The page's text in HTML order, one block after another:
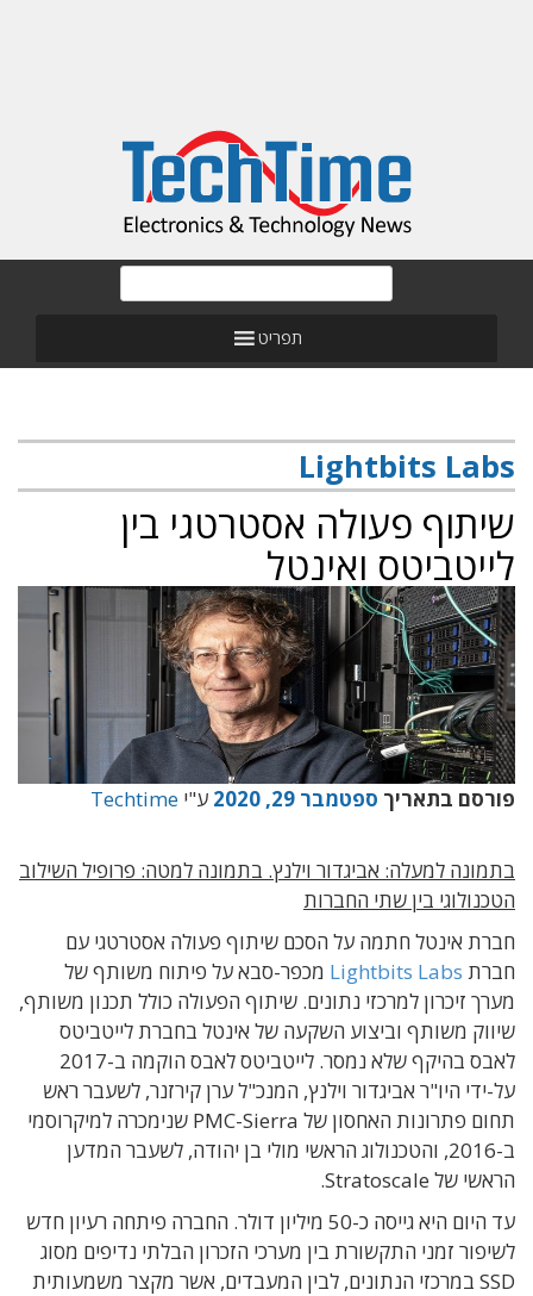
תפריט
Lightbits Labs
שיתוף פעולה אסטרטגי בין
לייטביטס ואינטל
פורסם בתאריך ספטמבר 29, 2020 ע"י Techtime
בתמונה למעלה: אביגדור וילנץ. בתמונה למטה: פרופיל השילוב
הטכנולוגי בין שתי החברות
חברת אינטל חתמה על הסכם שיתוף פעולה אסטרטגי עם
חברת Lightbits Labs מכפר-סבא על פיתוח משותף של
מערך זיכרון למרכזי נתונים. שיתוף הפעולה כולל תכנון משותף,
שיווק משותף וביצוע השקעה של אינטל בחברת לייטביטס
לאבס בהיקף שלא נמסר. לייטביטס לאבס הוקמה ב-2017
על-ידי היו"ר אביגדור וילנץ, המנכ"ל ערן קירזנר, לשעבר ראש
תחום פתרונות האחסון של PMC-Sierra שנימכרה למיקרוסמי
ב-2016, והטכנולוג הראשי מולי בן יהודה, לשעבר המדען
הראשי של Stratoscale.
עד היום היא גייסה כ-50 מיליון דולר. החברה פיתחה רעיון חדש
לשיפור זמני התקשורת בין מערכי הזכרון הבלתי נדיפים מסוג
SSD במרכזי הנתונים, לבין המעבדים, אשר מקצר משמעותית